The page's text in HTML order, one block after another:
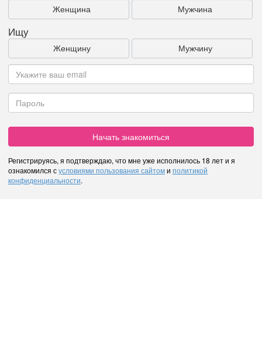
Женщина Мужчина
Ищу
Женщину Мужчину
Начать знакомиться
Регистрируясь, я подтверждаю, что мне уже исполнилось 18 лет и я
ознакомился сусловиями пользования сайтоми политикой
конфиденциальности.